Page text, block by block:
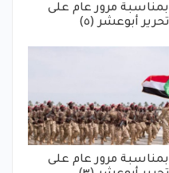
بمناسبة مرور عام على
تحرير أبوعشر (٥)
بمناسبة مرور عام على